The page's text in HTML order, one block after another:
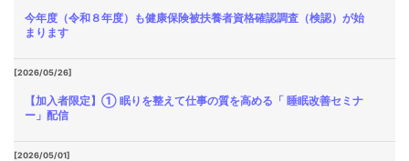
今年度（令和８年度）も健康保険被扶養者資格確認調査（検認）が始
まります
[2026/05/26]
【加入者限定】① 眠りを整えて仕事の質を高める「 睡眠改善セミナ
ー」配信
[2026/05/01]